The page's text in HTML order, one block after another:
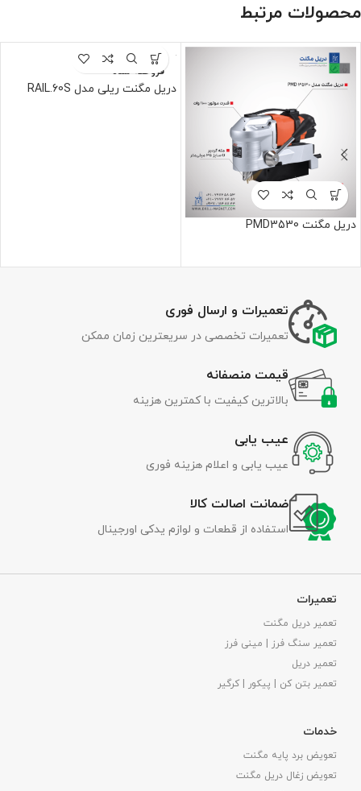
محصولات مرتبط
دریل مگنت PMD3530
فروخته شده
دریل مگنت ریلی مدل RAIL.60S
تعمیرات و ارسال فوری
تعمیرات تخصصی در سریعترین زمان ممکن
قیمت منصفانه
بالاترین کیفیت با کمترین هزینه
عیب یابی
عیب یابی و اعلام هزینه فوری
ضمانت اصالت کالا
استفاده از قطعات و لوازم یدکی اورجینال
تعمیرات
تعمیر دریل مگنت
تعمیر سنگ فرز | مینی فرز
تعمیر دریل
تعمیر بتن کن | پیکور | کرگیر
خدمات
تعویض برد پایه مگنت
تعویض زغال دریل مگنت